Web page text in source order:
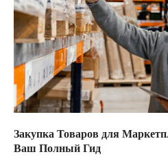
Закупка Товаров для
Ваш Полный Гид